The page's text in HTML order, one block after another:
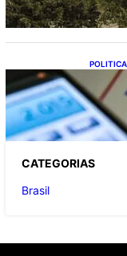
POLITICA
TCU
CATEGORIAS
Brasil